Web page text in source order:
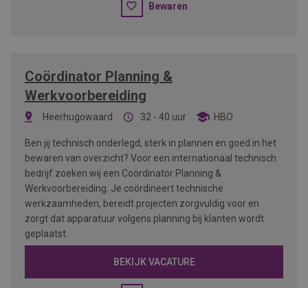
Bewaren
Coördinator Planning &
Werkvoorbereiding
Heerhugowaard 32 - 40 uur HBO
Ben jij technisch onderlegd, sterk in plannen en goed in het
bewaren van overzicht? Voor een internationaal technisch
bedrijf zoeken wij een Coördinator Planning &
Werkvoorbereiding. Je coördineert technische
werkzaamheden, bereidt projecten zorgvuldig voor en
zorgt dat apparatuur volgens planning bij klanten wordt
geplaatst.
BEKIJK VACATURE